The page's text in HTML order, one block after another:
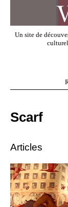
Un site de
Scarf
Articles